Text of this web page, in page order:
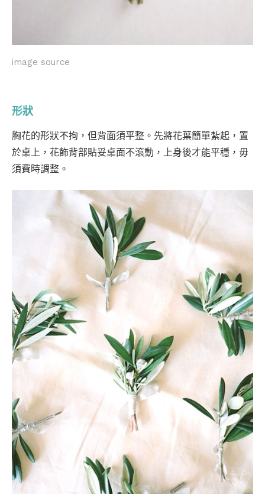
image source
形狀
胸花的形狀不拘，但背面須平整。先將花葉簡單紮起，置
於桌上，花飾背部貼妥桌面不滾動，上身後才能平穩，毋
須費時調整。